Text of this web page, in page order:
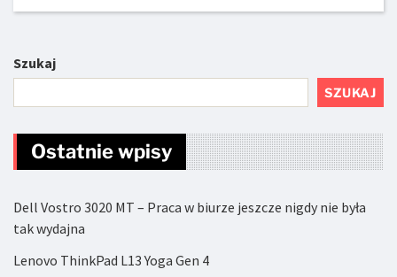
Szukaj
SZUKAJ
Ostatnie wpisy
Dell Vostro 3020 MT – Praca w biurze jeszcze nigdy nie była
tak wydajna
Lenovo ThinkPad L13 Yoga Gen 4